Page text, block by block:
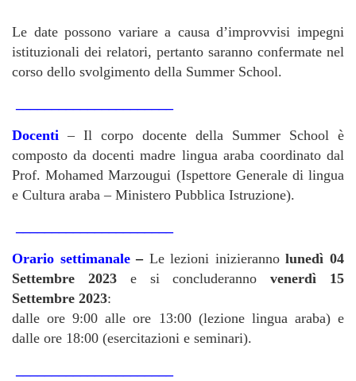
Le date possono variare a causa d’improvvisi impegni
istituzionali dei relatori, pertanto saranno confermate nel
corso dello svolgimento della Summer School.
Docenti – Il corpo docente della Summer School è
composto da docenti madre lingua araba coordinato dal
Prof. Mohamed Marzougui (Ispettore Generale di lingua
e Cultura araba – Ministero Pubblica Istruzione).
Orario settimanale– Le lezioni inizierannolunedì 04
Settembre 2023e si concluderannovenerdì 15
Settembre 2023:
dalle ore 9:00 alle ore 13:00 (lezione lingua araba) e
dalle ore 18:00 (esercitazioni e seminari).